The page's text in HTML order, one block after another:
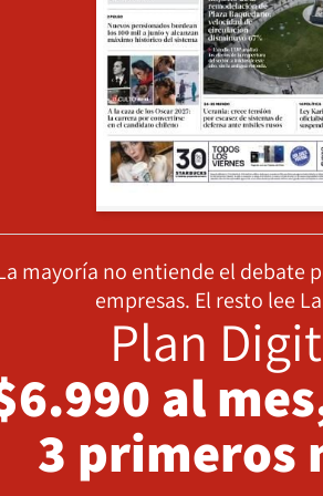
mayoría no entiende el debate
empresas. El resto lee
Plan
al
3 primeros